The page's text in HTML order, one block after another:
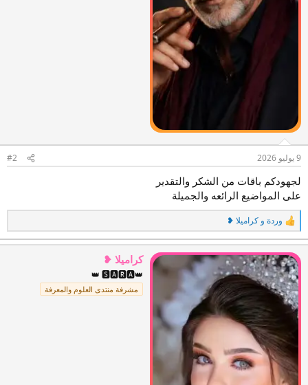
9 يوليو 2026 #2
لجهودكم باقات من الشكر والتقدير
على المواضيع الرائعه والجميلة
ا
ل
ت
ف
ا
ع
ل
ا
ت
وردة و كراميلا ❥
كراميلا ❥
👑 🆂🅰🆁🅰👑
مشرفة منتدى العلوم والمعرفة